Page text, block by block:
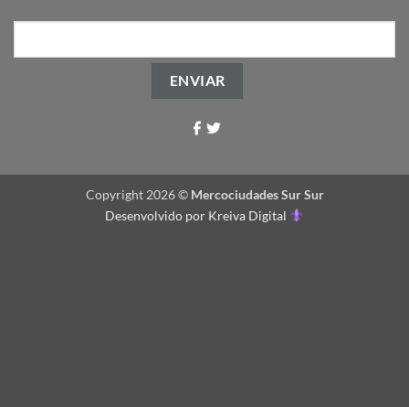
Copyright 2026 © Mercociudades Sur Sur
Desenvolvido por Kreiva Digital